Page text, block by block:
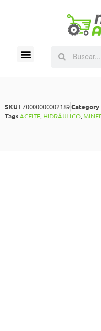
SKU E70000000002189Category
TagsACEITE, HIDRÁULICO,